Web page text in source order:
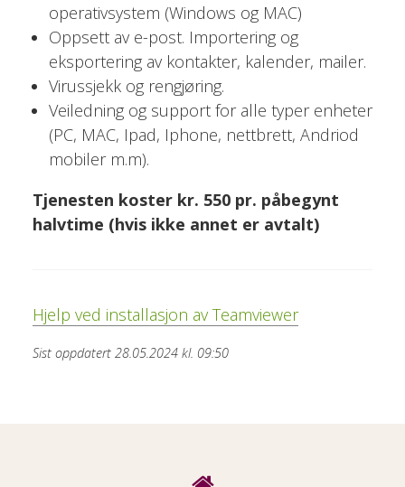
operativsystem (Windows og MAC)
Oppsett av e-post. Importering og
eksportering av kontakter, kalender, mailer.
Virussjekk og rengjøring.
Veiledning og support for alle typer enheter
(PC, MAC, Ipad, Iphone, nettbrett, Andriod
mobiler m.m).
Tjenesten koster kr. 550 pr. påbegynt
halvtime (hvis ikke annet er avtalt)
Hjelp ved installasjon av Teamviewer
Sist oppdatert 28.05.2024 kl. 09:50